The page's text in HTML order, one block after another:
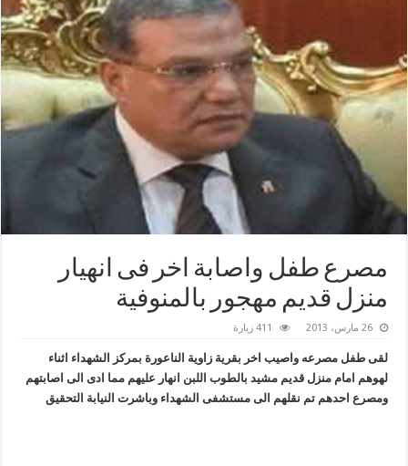
مصرع طفل واصابة اخر فى انهيار
منزل قديم مهجور بالمنوفية
26 مارس، 2013 411 زيارة
لقى طفل مصرعه واصيب اخر بقرية زاوية الناعورة بمركز الشهداء اثناء
لهوهم امام منزل قديم مشيد بالطوب اللبن انهار عليهم مما ادى الى اصابتهم
ومصرع احدهم تم نقلهم الى مستشفى الشهداء وباشرت النيابة التحقيق